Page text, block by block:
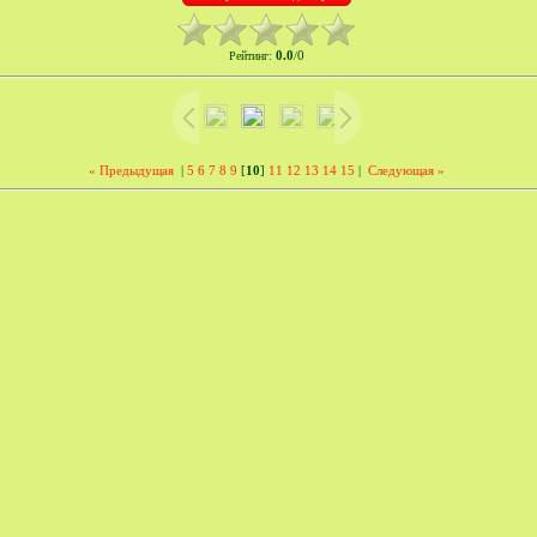
Рейтинг: 0.0/0
« Предыдущая | 5 6 7 8 9 [10] 11 12 13 14 15 | Следующая »